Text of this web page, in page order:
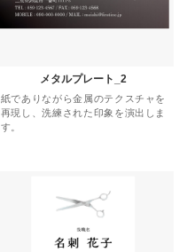
メタルプレート_2
紙でありながら金属のテクスチャを
再現し、洗練された印象を演出しま
す。